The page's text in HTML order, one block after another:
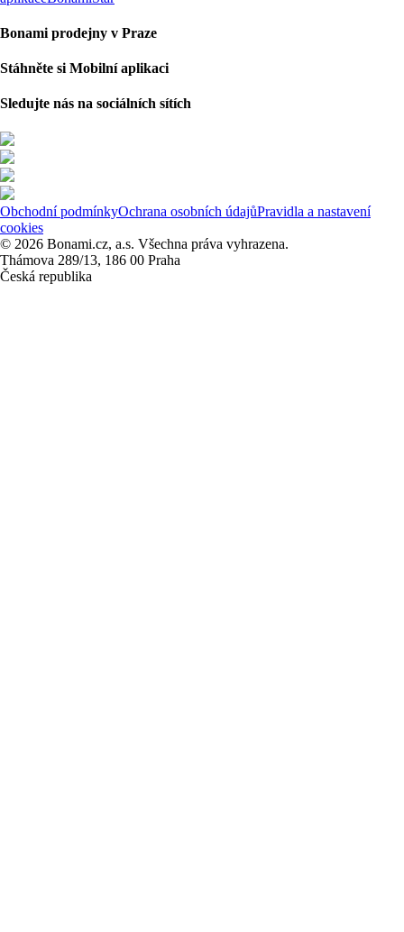
Bonami prodejny v Praze
Stáhněte si Mobilní aplikaci
Sledujte nás na sociálních sítích
Obchodní podmínkyOchrana osobních údajůPravidla a nastavení
cookies
© 2026 Bonami.cz, a.s. Všechna práva vyhrazena.
Thámova 289/13, 186 00 Praha
Česká republika